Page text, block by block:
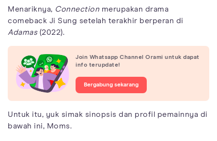
Menariknya, Connection merupakan drama
comeback Ji Sung setelah terakhir berperan di
Adamas(2022).
Join Whatsapp Channel Orami untuk dapat
info terupdate!
Bergabung sekarang
Untuk itu, yuk simak sinopsis dan profil pemainnya di
bawah ini, Moms.